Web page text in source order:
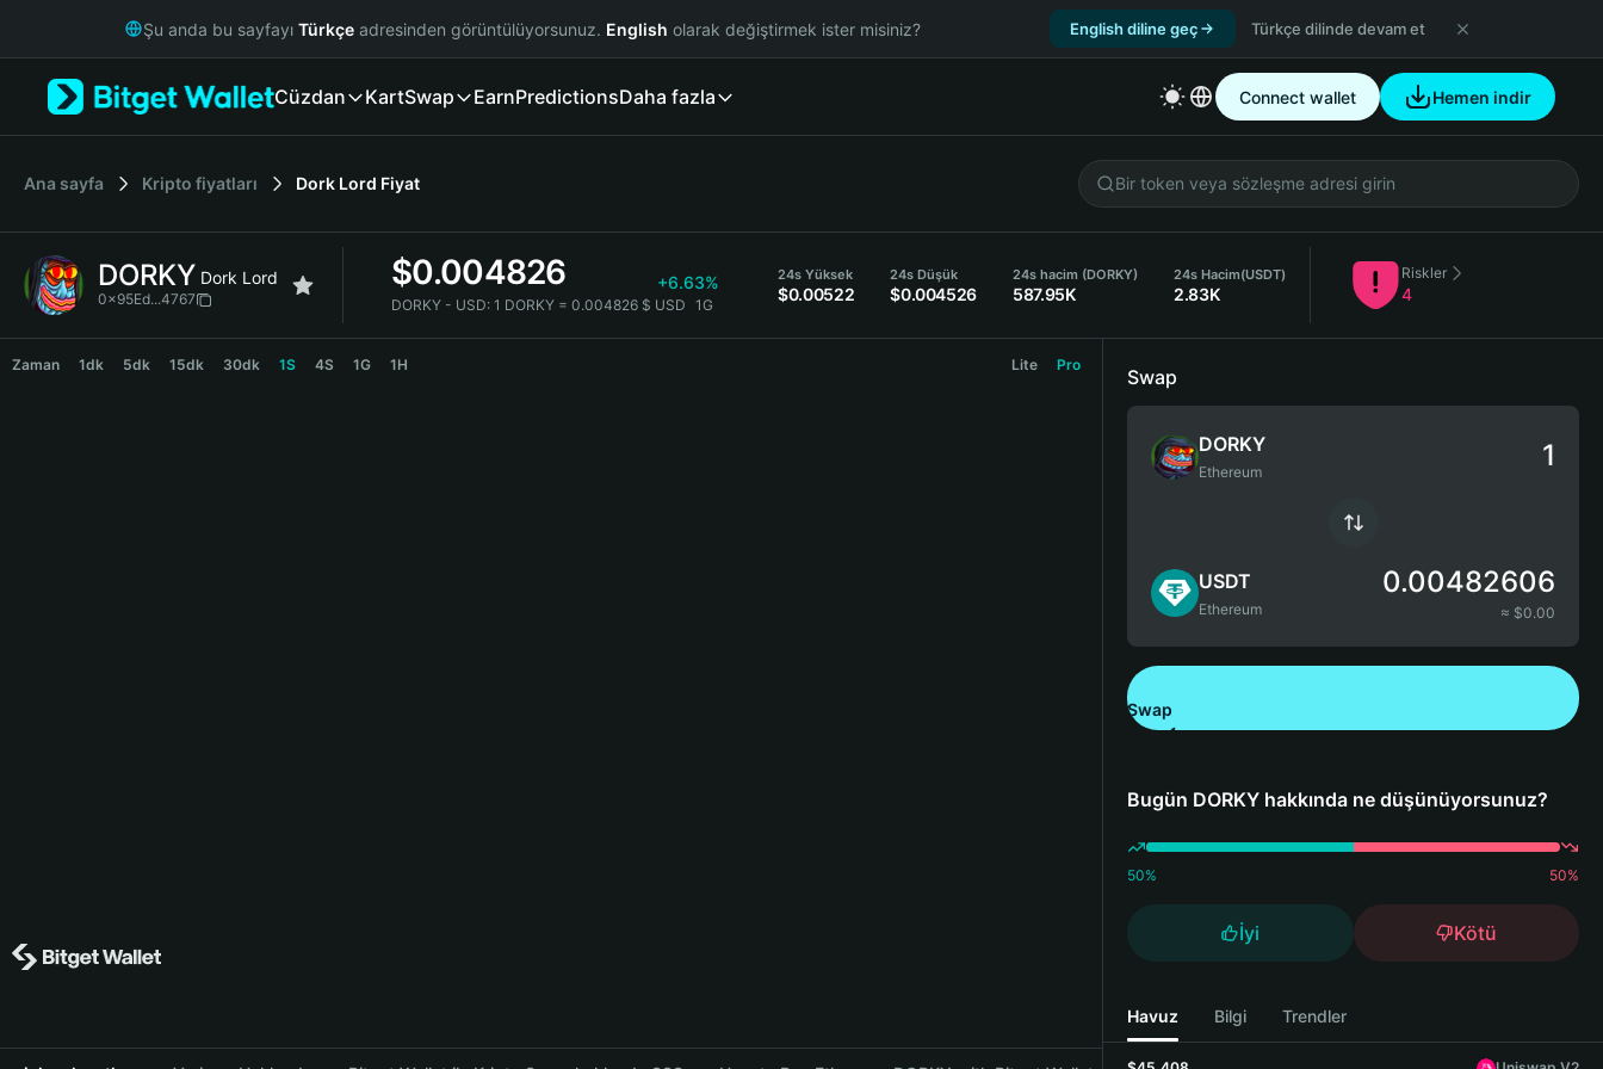
Русский
Italiano
简体中文
繁體中文
Bahasa Indonesia
Şu anda bu sayfayı Türkçe adresinden görüntülüyorsunuz. English olarak değiştirmek ister misiniz? English diline geç Türkçe dilinde devam et
Cüzdan KartSwap EarnPredictionsDaha fazla Connect wallet Hemen indir
Ana sayfa Kripto fiyatları Dork Lord Fiyat
DORKY Dork Lord
0x95Ed...4767
$0.004826 +6.63%
DORKY - USD: 1 DORKY = 0.004826 $ USD 1G
24s Yüksek
$0.00522
24s Düşük
$0.004526
24s hacim (DORKY)
587.95K
24s Hacim(USDT)
2.83K
Riskler
4
Zaman 1dk 5dk 15dk 30dk 1S 4S 1G 1H Lite Pro
Swap
DORKY
Ethereum
USDT
Ethereum
0.00482606
≈ $0.00
Swap
Bugün DORKY hakkında ne düşünüyorsunuz?
50% 50%
İyi Kötü
Havuz Bilgi Trendler